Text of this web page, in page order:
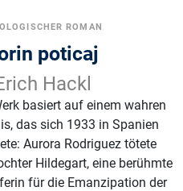
ROMAN
poticaj
Hackl
basiert auf einem wahren
das sich 1933 in Spanien
Aurora Rodriguez tötete
Hildegart, eine berühmte
für die Emanzipation der